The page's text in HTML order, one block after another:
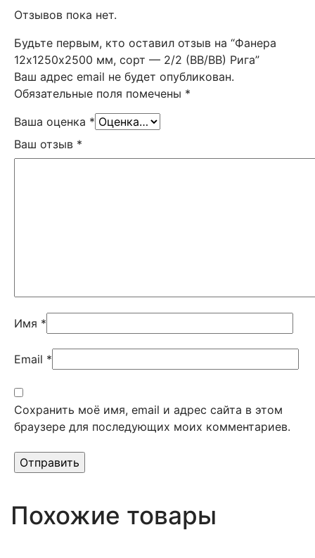
Отзывов пока нет.
Будьте первым, кто оставил отзыв на “Фанера
12х1250х2500 мм, сорт — 2/2 (ВВ/ВВ) Рига”
Ваш адрес email не будет опубликован.
Обязательные поля помечены *
Ваша оценка *
Ваш отзыв *
Имя *
Email *
Сохранить моё имя, email и адрес сайта в этом
браузере для последующих моих комментариев.
Похожие товары